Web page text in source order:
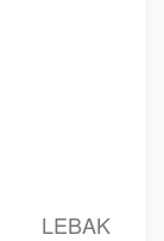
LEBAK